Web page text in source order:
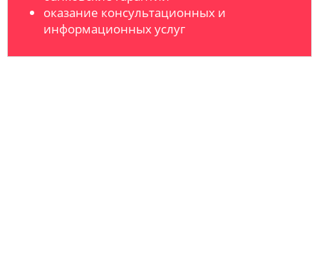
оказание консультационных и
информационных услуг